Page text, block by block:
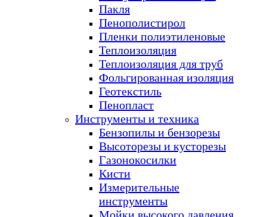
Пакля
Пенополистирол
Пленки полиэтиленовые
Теплоизоляция
Теплоизоляция для труб
Фольгированная изоляция
Геотекстиль
Пенопласт
Инструменты и техника
Бензопилы и бензорезы
Высоторезы и кусторезы
Газонокосилки
Кисти
Измерительные
инструменты